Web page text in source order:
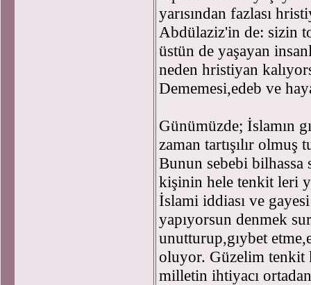
yarısından fazlası
Abdülaziz'in de: sizin
üstün de yaşayan
neden hristiyan
Dememesi,edeb ve
Günümüzde; İslamın
zaman tartışılır olmuş
Bunun sebebi bilhassa
kişinin hele tenkit leri
İslami iddiası ve
yapıyorsun denmek
unutturup,gıybet
oluyor. Güzelim tenkit
milletin ihtiyacı